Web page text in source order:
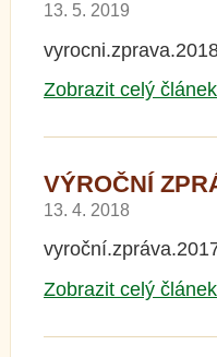
13. 5. 2019
Zobrazit celý článek
VÝROČNÍ
13. 4. 2018
Zobrazit celý článek